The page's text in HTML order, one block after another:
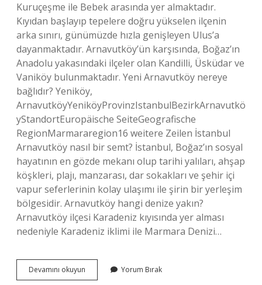
Kuruçeşme ile Bebek arasında yer almaktadır.
Kıyıdan başlayıp tepelere doğru yükselen ilçenin
arka sınırı, günümüzde hızla genişleyen Ulus’a
dayanmaktadır. Arnavutköy’ün karşısında, Boğaz’ın
Anadolu yakasındaki ilçeler olan Kandilli, Üsküdar ve
Vaniköy bulunmaktadır. Yeni Arnavutköy nereye
bağlıdır? Yeniköy,
ArnavutköyYeniköyProvinzIstanbulBezirkArnavutkö
yStandortEuropäische SeiteGeografische
RegionMarmararegion16 weitere Zeilen İstanbul
Arnavutköy nasıl bir semt? İstanbul, Boğaz’ın sosyal
hayatının en gözde mekanı olup tarihi yalıları, ahşap
köşkleri, plajı, manzarası, dar sokakları ve şehir içi
vapur seferlerinin kolay ulaşımı ile şirin bir yerleşim
bölgesidir. Arnavutköy hangi denize yakın?
Arnavutköy ilçesi Karadeniz kıyısında yer alması
nedeniyle Karadeniz iklimi ile Marmara Denizi…
Devamını okuyun Arnavutköy
Hangi
Yorum Bırak